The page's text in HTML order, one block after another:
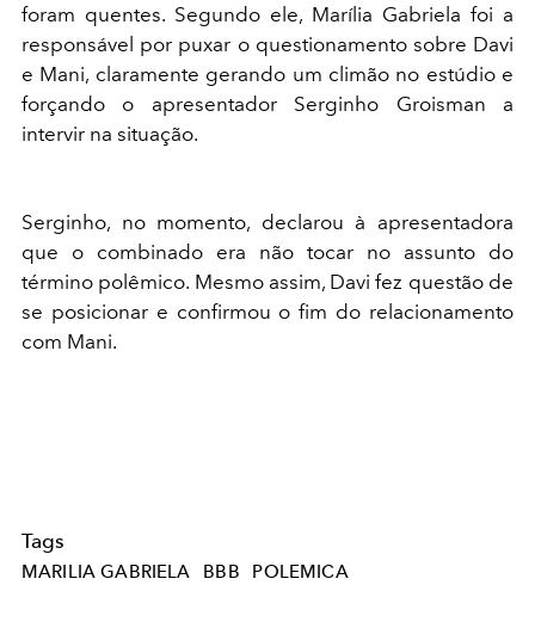
foram quentes. Segundo ele, Marília Gabriela foi a
responsável por puxar o questionamento sobre Davi
e Mani, claramente gerando um climão no estúdio e
forçando o apresentador Serginho Groisman a
intervir na situação.
Serginho, no momento, declarou à apresentadora
que o combinado era não tocar no assunto do
término polêmico. Mesmo assim, Davi fez questão de
se posicionar e confirmou o fim do relacionamento
com Mani.
Tags
MARILIA GABRIELA BBB POLEMICA